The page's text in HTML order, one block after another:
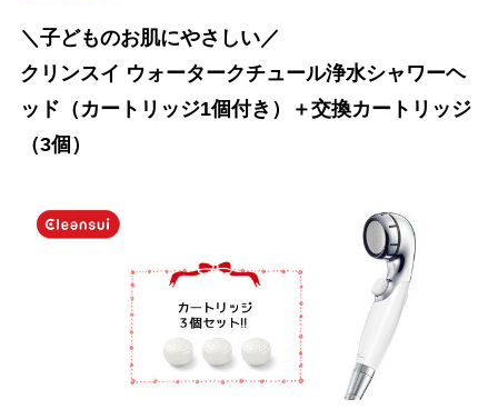
＼子どものお肌にやさしい／
クリンスイ ウォータークチュール浄水シャワーヘ
ッド（カートリッジ1個付き）＋交換カートリッジ
（3個）